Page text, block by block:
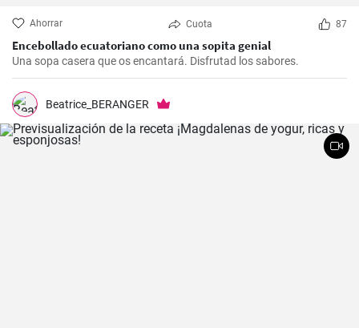
Ahorrar Cuota 87
Encebollado ecuatoriano como una sopita genial
Una sopa casera que os encantará. Disfrutad los sabores.
Beatrice_BERANGER